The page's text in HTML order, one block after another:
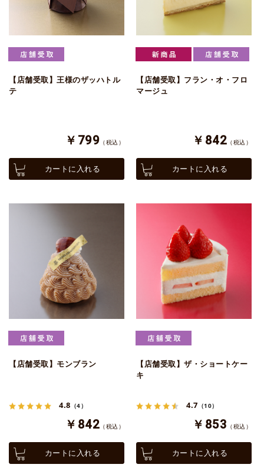
【店舗受取】王様のザッハトル
テ
￥799 （税込）
カートに入れる
【店舗受取】フラン・オ・フロ
マージュ
￥842 （税込）
カートに入れる
【店舗受取】モンブラン
4.8 （4）
￥842 （税込）
カートに入れる
【店舗受取】ザ・ショートケー
キ
4.7 （10）
￥853 （税込）
カートに入れる